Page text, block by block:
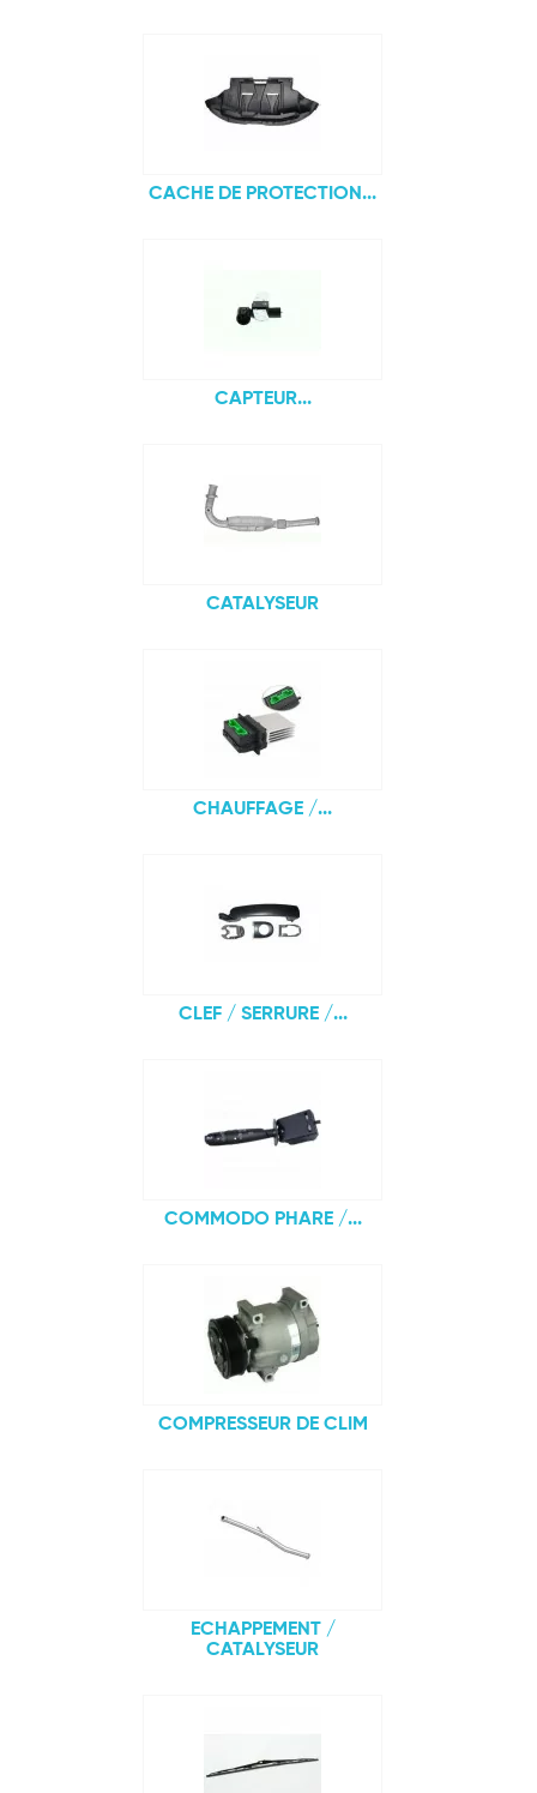
CACHE DE PROTECTION...
CAPTEUR...
CATALYSEUR
CHAUFFAGE /...
CLEF / SERRURE /...
COMMODO PHARE /...
COMPRESSEUR DE CLIM
ECHAPPEMENT /
CATALYSEUR